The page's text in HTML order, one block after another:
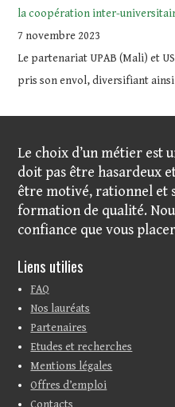
la coopération inter-
7 novembre 2023
Le partenariat UPAB (Mali) et
pris son envol, diversifiant ainsi
Le choix d’un métier est
doit pas être hasardeux
être motivé, rationnel et
formation de qualité.
confiance que vous
Liens utilies
FAQ
Nos lauréats
Partenaires
Etudes et recherches
Mentions légales
Offres d’emploi